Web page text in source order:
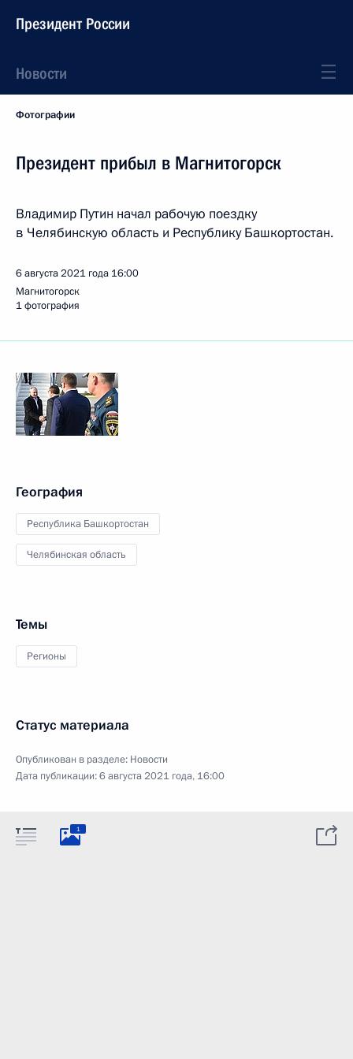
Президент России
Новости
Фотографии
Президент прибыл в Магнитогорск
Владимир Путин начал рабочую поездку
в Челябинскую область и Республику Башкортостан.
6 августа 2021 года 16:00
Магнитогорск
1 фотография
География
Республика Башкортостан
Челябинская область
Темы
Регионы
Статус материала
Опубликован в разделе: Новости
Дата публикации:6 августа 2021 года, 16:00
1